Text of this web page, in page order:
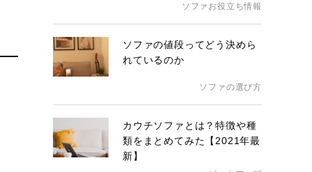
ソファお役立ち情報
ソファの値段ってどう決めら
れているのか
ソファの選び方
カウチソファとは？特徴や種
類をまとめてみた【2021年最
新】